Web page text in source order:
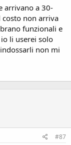
arrivano a 30-
costo non arriva
funzionali e
li userei solo
non mi
#87